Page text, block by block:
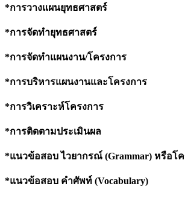
*การวางแผนยุทธศาสตร์
*การจัดทำยุทธศาสตร์
*การจัดทำแผนงาน/โครงการ
*การบริหารแผนงานและโครงการ
*การวิเคราะห์โครงการ
*การติดตามประเมินผล
*แนวข้อสอบ ไวยากรณ์ (Grammar) หรือโ
*แนวข้อสอบ คำศัพท์ (Vocabulary)